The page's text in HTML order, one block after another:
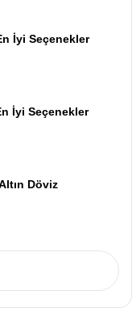
İyi Seçenekler
İyi Seçenekler
Döviz